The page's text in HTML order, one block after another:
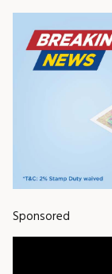
Sponsored